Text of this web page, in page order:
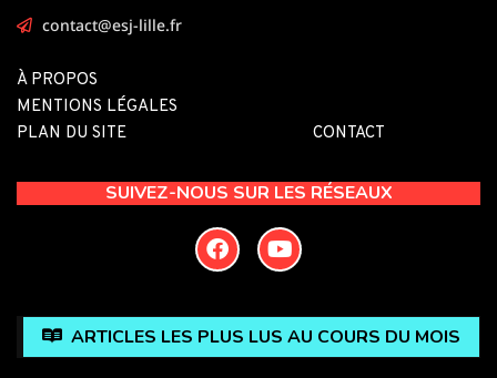
contact@esj-lille.fr
À PROPOS
MENTIONS LÉGALES
PLAN DU SITE
CONTACT
SUIVEZ-NOUS SUR LES RÉSEAUX
ARTICLES LES PLUS LUS AU COURS DU MOIS